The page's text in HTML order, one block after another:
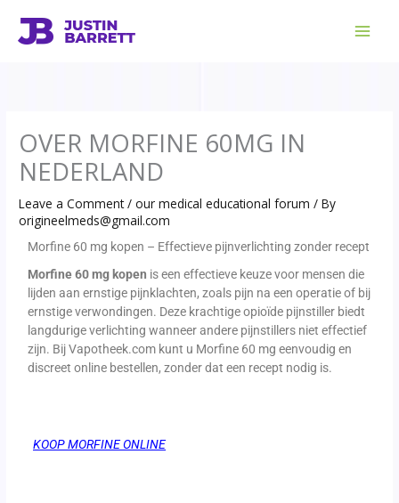
content
OVER MORFINE 60MG IN
NEDERLAND
Leave a Comment /our medical educational forum / By
origineelmeds@gmail.com
Morfine 60 mg kopen – Effectieve pijnverlichting zonder recept
Morfine 60 mg kopen is een effectieve keuze voor mensen die
lijden aan ernstige pijnklachten, zoals pijn na een operatie of bij
ernstige verwondingen. Deze krachtige opioïde pijnstiller biedt
langdurige verlichting wanneer andere pijnstillers niet effectief
zijn. Bij Vapotheek.com kunt u Morfine 60 mg eenvoudig en
discreet online bestellen, zonder dat een recept nodig is.
KOOP MORFINE ONLINE